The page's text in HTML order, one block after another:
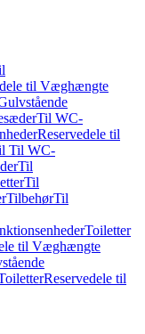
til Væghængte
Til WC-
Reservedele til
Til WC-
Til
Til
TilbehørTil
Toiletter
til Væghængte
Reservedele til